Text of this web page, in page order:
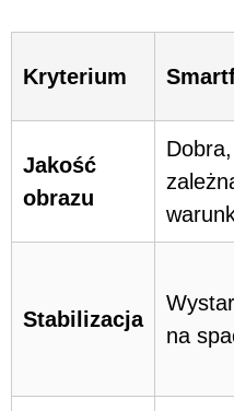
Kryterium
Jakość
obrazu
Stabilizacja
na